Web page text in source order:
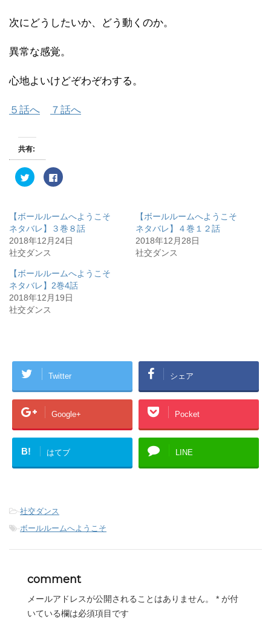
次にどうしたいか、どう動くのか。
異常な感覚。
心地よいけどぞわぞわする。
５話へ ７話へ
共有:
ク
リ
T
w
t
e
で
共
有
新
し
い
き
)
F
a
o
k
で
共
に
は
ク
リ
ッ
し
い
ィ
ン
ウ
開
き
す
)
【ボールルームへようこそ
ネタバレ】３巻８話
2018年12月24日
社交ダンス
【ボールルームへようこそ
ネタバレ】４巻１２話
2018年12月28日
社交ダンス
【ボールルームへようこそ
ネタバレ】2巻4話
2018年12月19日
社交ダンス
Twitter シェア
Google+ Pocket
B! はてブ LINE
-社交ダンス
-ボールルームへようこそ
comment
メールアドレスが公開されることはありません。 * が付
いている欄は必須項目です